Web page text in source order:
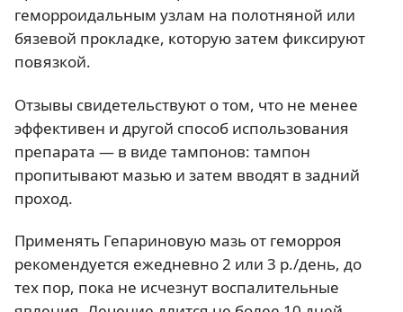
геморроидальным узлам на полотняной или
бязевой прокладке, которую затем фиксируют
повязкой.
Отзывы свидетельствуют о том, что не менее
эффективен и другой способ использования
препарата — в виде тампонов: тампон
пропитывают мазью и затем вводят в задний
проход.
Применять Гепариновую мазь от геморроя
рекомендуется ежедневно 2 или 3 р./день, до
тех пор, пока не исчезнут воспалительные